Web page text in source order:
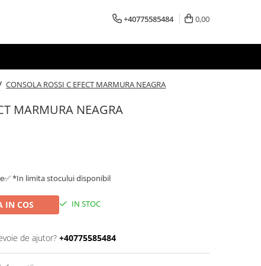
+40775585484 0,00
CONSOLA ROSSI C EFECT MARMURA NEAGRA
MARMURA NEAGRA
*In limita stocului disponibil
IN COS IN STOC
de ajutor? +40775585484